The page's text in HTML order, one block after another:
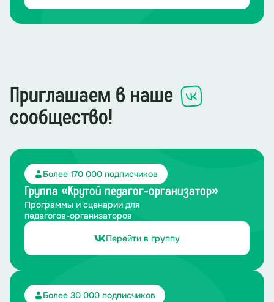
Приглашаем в наше
сообщество!
Более 170 000 подписчиков
Группа «Крутой педагог-организатор»
Программы и сценарии для
педагогов-организаторов
Перейти в группу
Более 30 000 подписчиков